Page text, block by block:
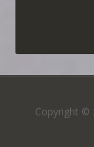
Copyright ©